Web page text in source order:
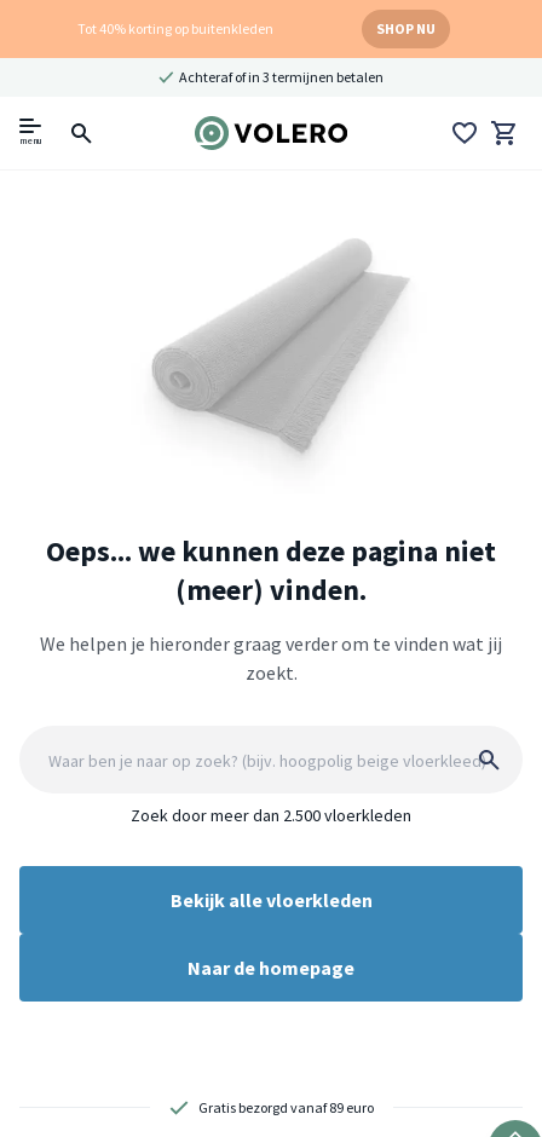
Tot 40% korting op buitenkleden SHOP NU
Achteraf of in 3 termijnen betalen
menu
Oeps... we kunnen deze pagina niet
(meer) vinden.
We helpen je hieronder graag verder om te vinden wat jij
zoekt.
Zoek door meer dan 2.500 vloerkleden
Bekijk alle vloerkleden
Naar de homepage
Gratis bezorgd vanaf 89 euro